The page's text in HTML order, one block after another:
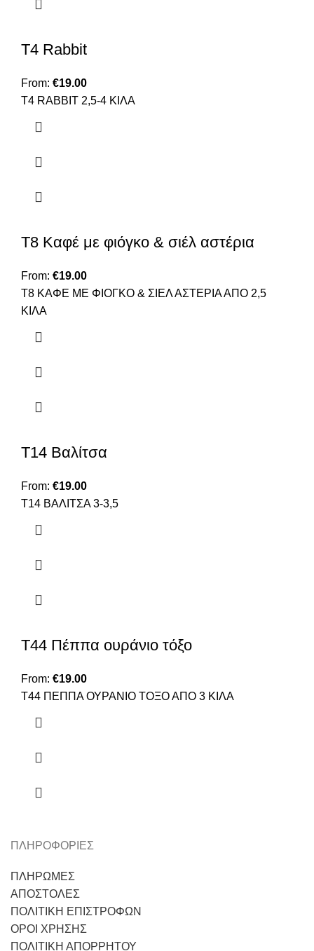
T4 Rabbit
From: €19.00
Τ4 RABBIT 2,5-4 ΚΙΛΑ
T8 Καφέ με φιόγκο & σιέλ αστέρια
From: €19.00
T8 ΚΑΦΕ ΜΕ ΦΙΟΓΚΟ & ΣΙΕΛ ΑΣΤΕΡΙΑ ΑΠΟ 2,5
ΚΙΛΑ
Τ14 Βαλίτσα
From: €19.00
Τ14 BAΛΙΤΣΑ 3-3,5
Τ44 Πέππα ουράνιο τόξο
From: €19.00
Τ44 ΠΕΠΠΑ ΟΥΡΑΝΙΟ ΤΟΞΟ ΑΠΟ 3 ΚΙΛΑ
ΠΛΗΡΟΦΟΡΙΕΣ
ΠΛΗΡΩΜΕΣ
ΑΠΟΣΤΟΛΕΣ
ΠΟΛΙΤΙΚΗ ΕΠΙΣΤΡΟΦΩΝ
ΟΡΟΙ ΧΡΗΣΗΣ
ΠΟΛΙΤΙΚΗ ΑΠΟΡΡΗΤΟΥ